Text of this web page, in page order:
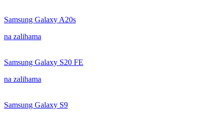
Samsung Galaxy A20s
na zalihama
Samsung Galaxy S20 FE
na zalihama
Samsung Galaxy S9